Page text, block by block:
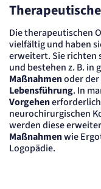
Die therapeutischen
vielfältig und haben
erweitert. Sie richten
und bestehen z. B. in
Maßnahmenoder der
Lebensführung. In
Vorgehen
neurochirurgischen
werden diese
Maßnahmenwie
Logopädie.
STELLENANGEBOTE
Name:
OptanonConsent, datadome,
Anbieter:
SmartRecruiters GmbH
Zweck:
Speichert die ausgewählten
Stellenangebote anzeigen zu
Cookie Laufzeit:
535 Tage